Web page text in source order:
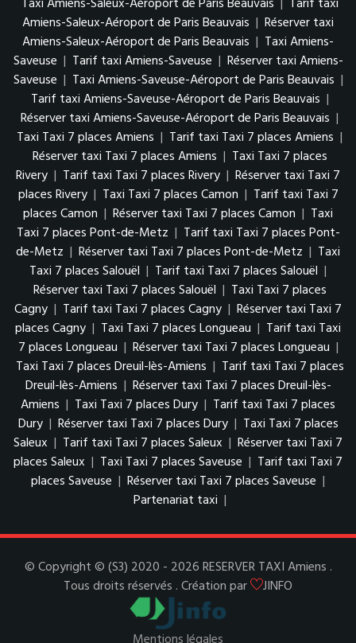
Amiens-Saleux-Aéroport de Paris Beauvais | Réserver taxi
Amiens-Saleux-Aéroport de Paris Beauvais | Taxi Amiens-
Saveuse | Tarif taxi Amiens-Saveuse | Réserver taxi Amiens-
Saveuse | Taxi Amiens-Saveuse-Aéroport de Paris Beauvais |
Tarif taxi Amiens-Saveuse-Aéroport de Paris Beauvais |
Réserver taxi Amiens-Saveuse-Aéroport de Paris Beauvais |
Taxi Taxi 7 places Amiens | Tarif taxi Taxi 7 places Amiens |
Réserver taxi Taxi 7 places Amiens | Taxi Taxi 7 places
Rivery | Tarif taxi Taxi 7 places Rivery | Réserver taxi Taxi 7
places Rivery | Taxi Taxi 7 places Camon | Tarif taxi Taxi 7
places Camon | Réserver taxi Taxi 7 places Camon | Taxi
Taxi 7 places Pont-de-Metz | Tarif taxi Taxi 7 places Pont-
de-Metz | Réserver taxi Taxi 7 places Pont-de-Metz | Taxi
Taxi 7 places Salouël | Tarif taxi Taxi 7 places Salouël |
Réserver taxi Taxi 7 places Salouël | Taxi Taxi 7 places
Cagny | Tarif taxi Taxi 7 places Cagny | Réserver taxi Taxi 7
places Cagny | Taxi Taxi 7 places Longueau | Tarif taxi Taxi
7 places Longueau | Réserver taxi Taxi 7 places Longueau |
Taxi Taxi 7 places Dreuil-lès-Amiens | Tarif taxi Taxi 7 places
Dreuil-lès-Amiens | Réserver taxi Taxi 7 places Dreuil-lès-
Amiens | Taxi Taxi 7 places Dury | Tarif taxi Taxi 7 places
Dury | Réserver taxi Taxi 7 places Dury | Taxi Taxi 7 places
Saleux | Tarif taxi Taxi 7 places Saleux | Réserver taxi Taxi 7
places Saleux | Taxi Taxi 7 places Saveuse | Tarif taxi Taxi 7
places Saveuse | Réserver taxi Taxi 7 places Saveuse |
Partenariat taxi |
© Copyright © (S3) 2020 - 2026 RESERVER TAXI Amiens .
Tous droits réservés . Création par
JINFO